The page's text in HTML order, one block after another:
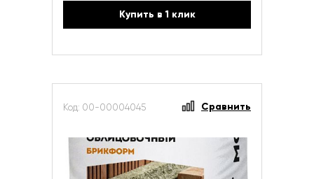
Купить в 1 клик
Код: 00-00004045 Сравнить